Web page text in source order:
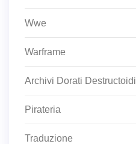
Wwe
Warframe
Archivi Dorati Destructoidi
Pirateria
Traduzione